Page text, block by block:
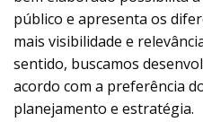
público e apresenta os
mais visibilidade e
sentido, buscamos
acordo com a preferência
planejamento e estratégia.